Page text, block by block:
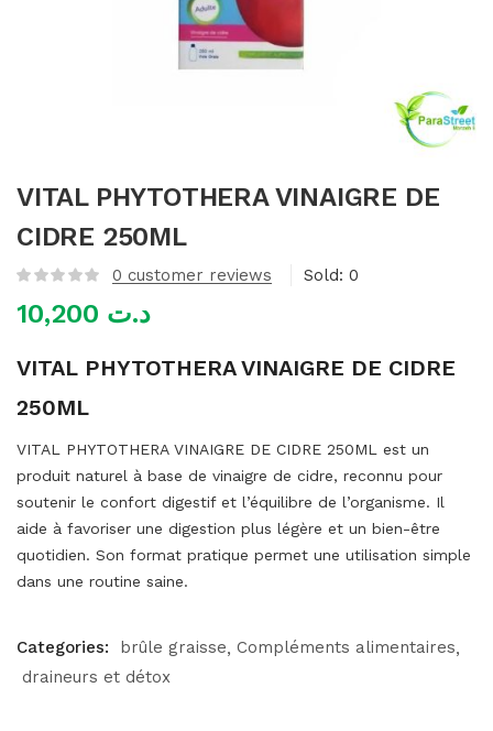
VITAL PHYTOTHERA VINAIGRE DE
CIDRE 250ML
0 customer reviews Sold: 0
د.ت
VITAL PHYTOTHERA VINAIGRE DE CIDRE
250ML
VITAL PHYTOTHERA VINAIGRE DE CIDRE 250ML est un
produit naturel à base de vinaigre de cidre, reconnu pour
soutenir le confort digestif et l’équilibre de l’organisme. Il
aide à favoriser une digestion plus légère et un bien-être
quotidien. Son format pratique permet une utilisation simple
dans une routine saine.
Categories: brûle graisse Compléments alimentaires
draineurs et détox